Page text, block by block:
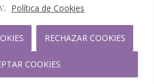
Política de Cookies
RECHAZAR COOKIES
COOKIES
2012 - 2026 |
Facebook
Phone